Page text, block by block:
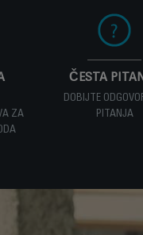
ZA
ČESTA
DOBIJTE
PITANJA